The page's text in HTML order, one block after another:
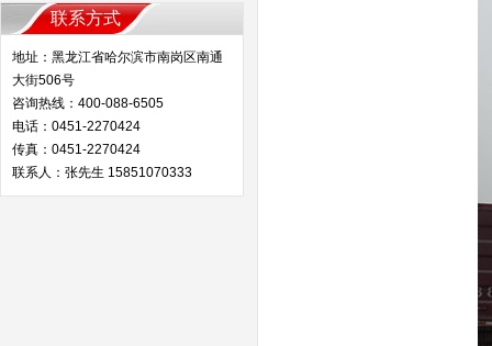
联系方式
地址：黑龙江省哈尔滨市南岗区南通
大街506号
咨询热线：400-088-6505
电话：0451-2270424
传真：0451-2270424
联系人：张先生 15851070333